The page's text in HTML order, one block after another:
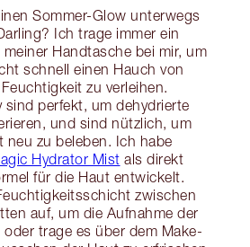
Sommer-Glow unterwegs
Ich trage immer ein
Handtasche bei mir, um
schnell einen Hauch von
zu verleihen.
sind perfekt, um dehydrierte
und sind nützlich, um
neu zu beleben. Ich habe
Hydrator Mist als direkt
für die Haut entwickelt.
zwischen
auf, um die Aufnahme der
trage es über dem Make-